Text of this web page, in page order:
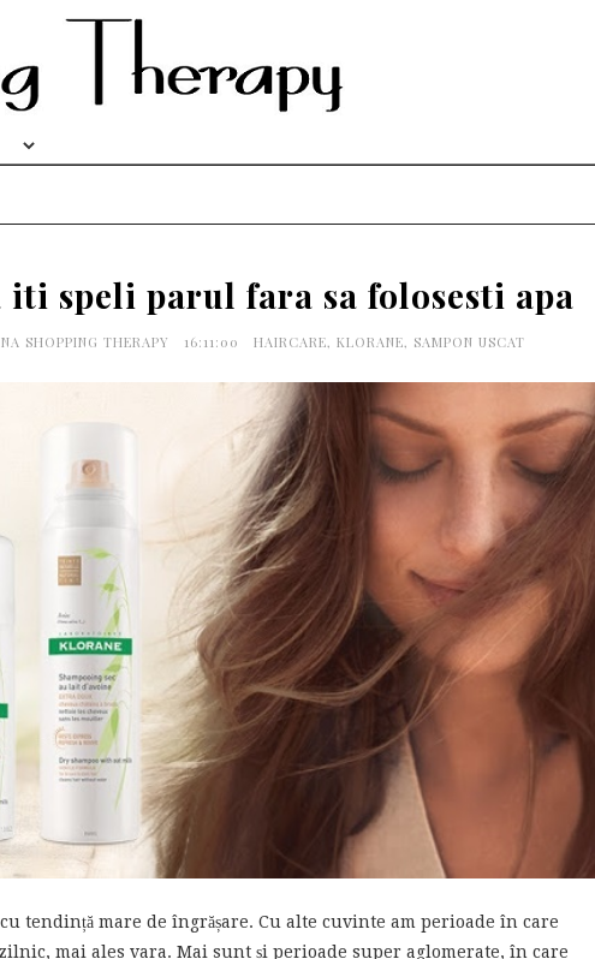
iti speli parul fara sa folosesti apa
SHOPPING THERAPY 16:11:00 HAIRCARE, KLORANE, SAMPON USCAT
tendință mare de îngrășare. Cu alte cuvinte am perioade în care
mai ales vara. Mai sunt și perioade super aglomerate, în care